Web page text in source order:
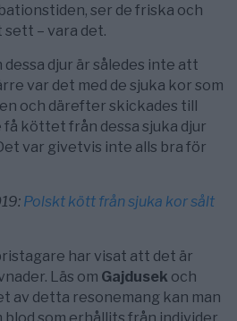
ser de friska och
sett – vara det.
dessa djur är således inte att
var det med de sjuka kor som
och därefter skickades till
få köttet från dessa sjuka djur
var givetvis inte alls bra för
Polskt kött från sjuka kor sålt
har visat att det är
Läs om Gajdusek och
av detta resonemang kan man